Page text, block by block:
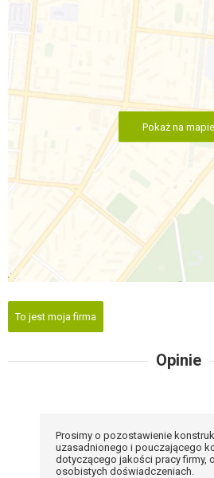
Pokaż na mapie
To jest moja firma
Opinie
Prosimy o pozostawienie
uzasadnionego i pouczającego
dotyczącego jakości pracy firmy,
osobistych doświadczeniach.